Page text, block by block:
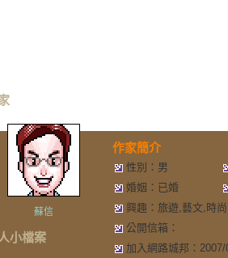
蘇信
小檔案
作家簡介
性別：男
婚姻：已婚
興趣：旅遊,藝文,時尚
公開信箱：
加入網路城邦：